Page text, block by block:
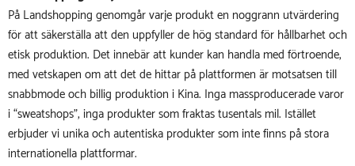
På Landshopping genomgår varje produkt en noggrann utvärdering
för att säkerställa att den uppfyller de hög standard för hållbarhet och
etisk produktion. Det innebär att kunder kan handla med förtroende,
med vetskapen om att det de hittar på plattformen är motsatsen till
snabbmode och billig produktion i Kina. Inga massproducerade varor
i “sweatshops”, inga produkter som fraktas tusentals mil. Istället
erbjuder vi unika och autentiska produkter som inte finns på stora
internationella plattformar.